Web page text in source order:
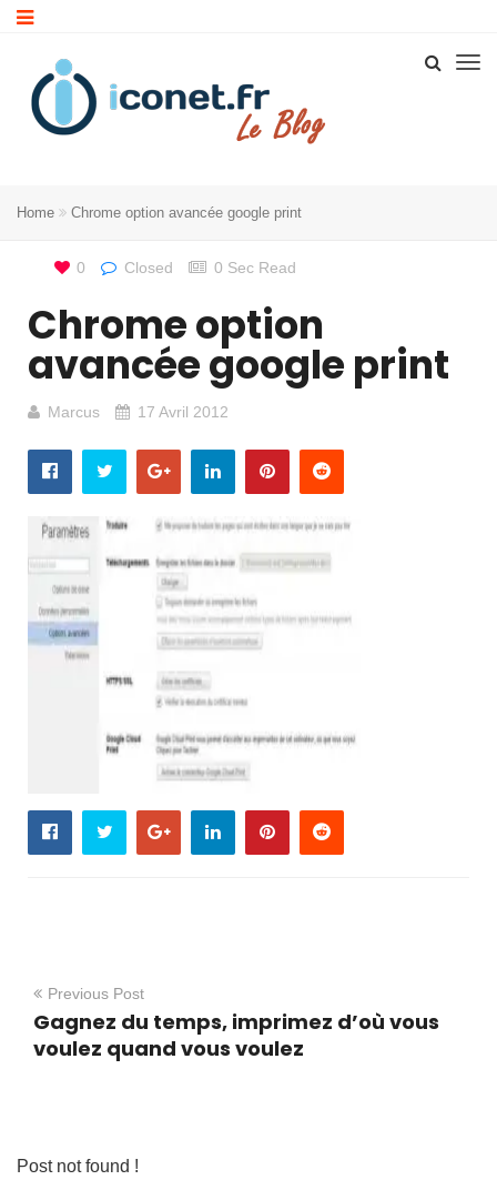
Home Chrome option avancée google print
0 Closed 0 Sec Read
Chrome option
avancée google print
Marcus 17 Avril 2012
Previous Post
Gagnez du temps, imprimez d’où vous
voulez quand vous voulez
Post not found !